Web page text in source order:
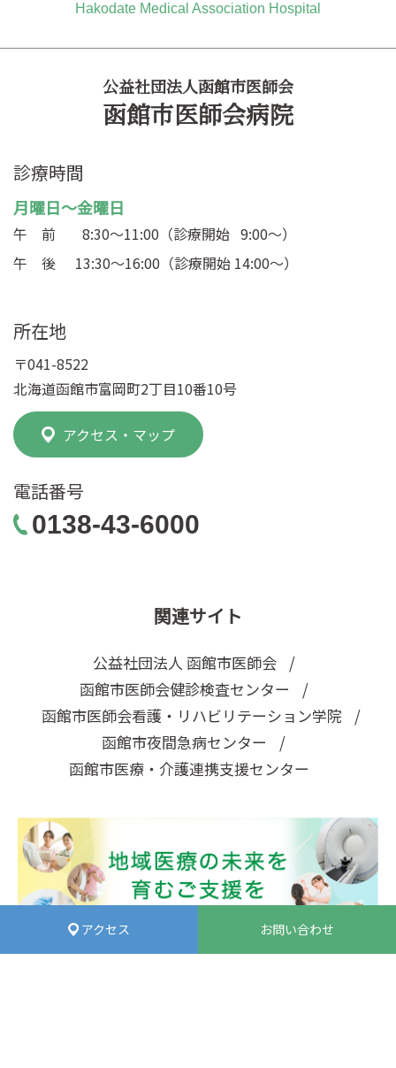
アクセス お問い合わせ
Hakodate Medical Association Hospital
公益社団法人函館市医師会
函館市医師会病院
診療時間
月曜日～金曜日
午 前
8:30～11:00（診療開始 9:00～）
午 後
13:30～16:00（診療開始 14:00～）
所在地
〒041-8522
北海道函館市富岡町2丁目10番10号
アクセス・マップ
電話番号
0138-43-6000
関連サイト
公益社団法人 函館市医師会
函館市医師会健診検査センター
函館市医師会看護・リハビリテーション学院
函館市夜間急病センター
函館市医療・介護連携支援センター